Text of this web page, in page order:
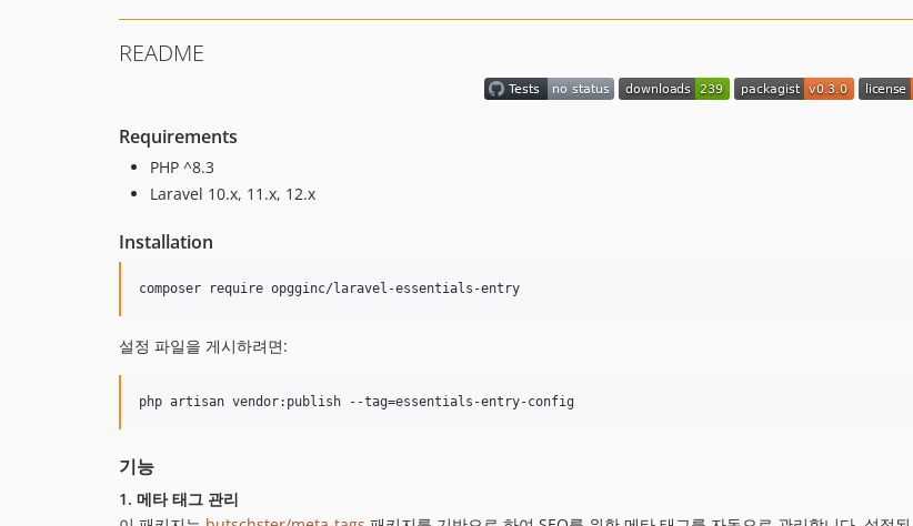
README
Requirements
PHP ^8.3
Laravel 10.x, 11.x, 12.x
Installation
composer require opgginc/laravel-essentials-entry
설정 파일을 게시하려면:
php artisan vendor:publish --tag=essentials-entry-config
기능
1. 메타 태그 관리